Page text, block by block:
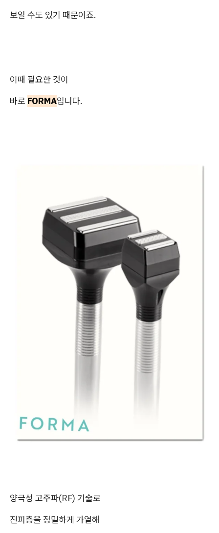
보일 수도 있기 때문이죠.
이때 필요한 것이
바로 FORMA입니다.
양극성 고주파(RF) 기술로
진피층을 정밀하게 가열해